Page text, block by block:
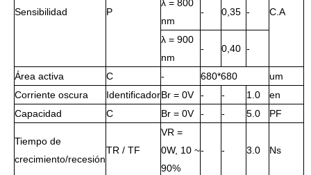
Sensibilidad Р C.A
λ = 800
nm
- 0,35 -
λ = 900
nm
- 0,40 -
Área activa С - 680*680
um
Corriente oscura
IdentificadorBr = 0V - - 1.0
en
Capacidad
С Br = 0V - - 5.0 PF
Tiempo de
crecimiento/recesión
TR / TF
VR =
0W, 10 ~
90%
- - 3.0 Ns